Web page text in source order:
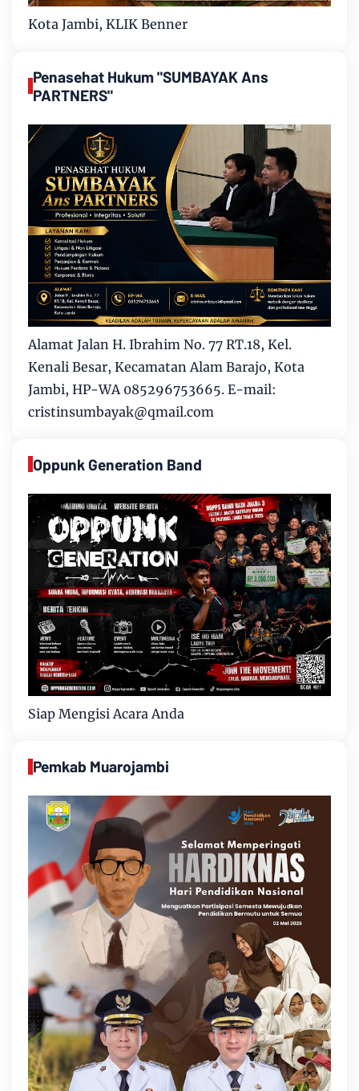
Kota Jambi, KLIK Benner
Penasehat Hukum "SUMBAYAK Ans
PARTNERS"
Alamat Jalan H. Ibrahim No. 77 RT.18, Kel.
Kenali Besar, Kecamatan Alam Barajo, Kota
Jambi, HP-WA 085296753665. E-mail:
cristinsumbayak@qmail.com
Oppunk Generation Band
Siap Mengisi Acara Anda
Pemkab Muarojambi